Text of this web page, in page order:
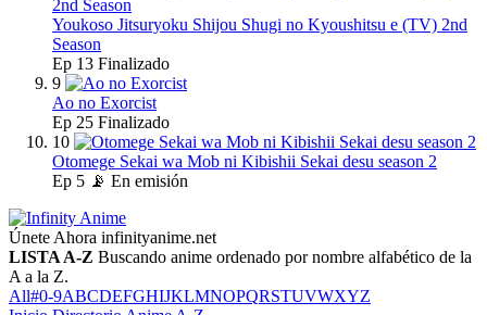
Youkoso Jitsuryoku Shijou Shugi no Kyoushitsu e (TV) 2nd
Season
Ep 13 Finalizado
9
Ao no Exorcist
Ep 25 Finalizado
10
Otomege Sekai wa Mob ni Kibishii Sekai desu season 2
Ep 5 📡 En emisión
Únete Ahora infinityanime.net
LISTA A-Z Buscando anime ordenado por nombre alfabético de la
A a la Z.
All#0-9ABCDEFGHIJKLMNOPQRSTUVWXYZ